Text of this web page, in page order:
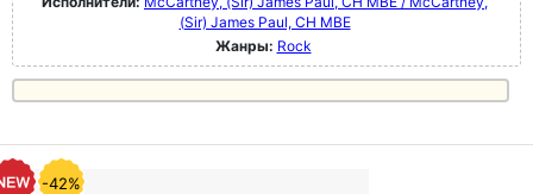
(Sir) James Paul, CH MBE
Жанры: Rock
-42%